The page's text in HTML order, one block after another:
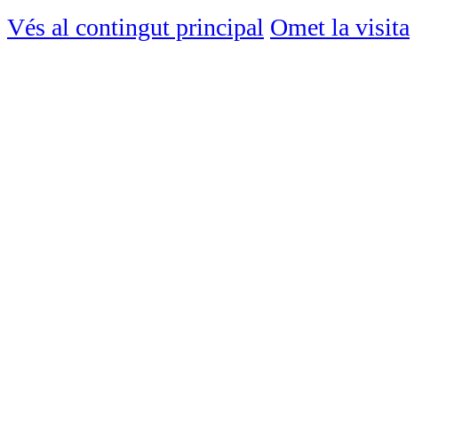
Vés al contingut principal Omet la visita